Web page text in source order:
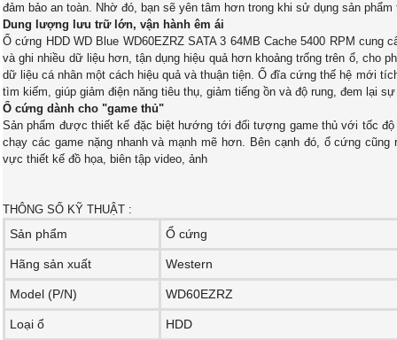
đảm bảo an toàn. Nhờ đó, bạn sẽ yên tâm hơn trong khi sử dụng sản
Dung lượng lưu trữ lớn, vận hành êm ái
Ổ cứng HDD WD Blue WD60EZRZ SATA 3 64MB Cache 5400 RPM
và ghi nhiều dữ liệu hơn, tận dụng hiệu quả hơn khoảng trống trên ổ, cho
dữ liệu cá nhân một cách hiệu quả và thuận tiện. Ổ đĩa cứng thế hệ mới
tìm kiếm, giúp giảm điện năng tiêu thụ, giảm tiếng ồn và độ rung, đem lại
Ổ cứng dành cho "game thủ"
Sản phẩm được thiết kế đặc biệt hướng tới đối tượng game thủ với tốc
chạy các game nặng nhanh và mạnh mẽ hơn. Bên cạnh đó, ổ cứng
vực thiết kế đồ họa, biên tập video, ảnh
THÔNG SỐ KỸ THUẬT :
Sản phẩm Ổ cứng
Hãng sản xuất Western
Model (P/N) WD60EZRZ
Loại ổ HDD